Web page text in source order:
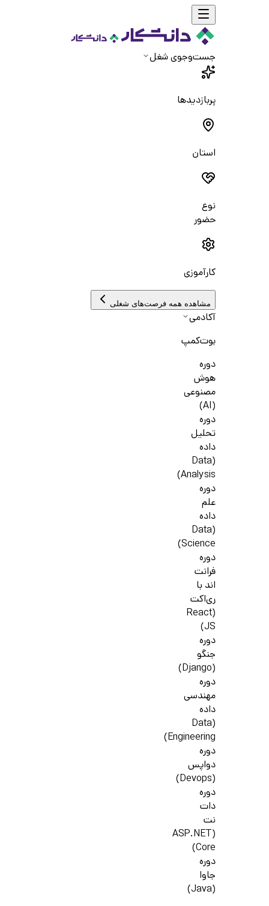
جست‌و‌جوی شغل
پربازدیدها
استان
نوع
حضور
کارآموزی
مشاهده همه فرصت‌های شغلی
آکادمی
بوت‌کمپ
دوره
هوش
مصنوعی
(AI)
دوره
تحلیل
داده
(Data
Analysis)
دوره
علم
داده
(Data
Science)
دوره
فرانت
اند با
ری‌اکت
(React
JS)
دوره
جنگو
(Django)
دوره
مهندسی
داده
(Data
Engineering)
دوره
دواپس
(Devops)
دوره
دات
نت
(ASP.NET
Core)
دوره
جاوا
(Java)